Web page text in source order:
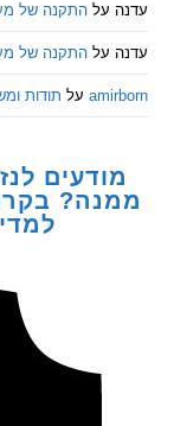
התקנה של מערכת
התקנה של מערכת
עלתודות ומשוב
לנזקי
בקרו
למדידה